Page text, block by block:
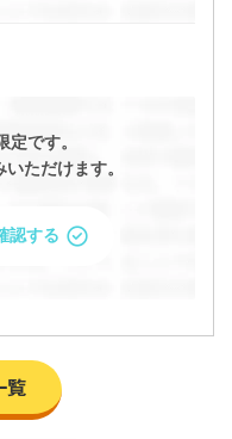
定です。
ただけます。
認する
覧